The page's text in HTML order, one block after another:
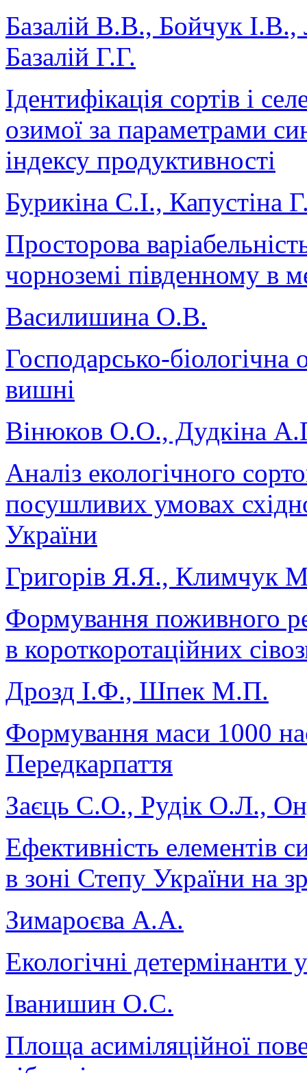
Базалій В.В., Бойчук
Базалій Г.Г.
Ідентифікація сортів і
озимої за параметрами
індексу продуктивності
Бурикіна С.І., Капустіна
Просторова
чорноземі південному в
Василишина О.В.
Господарсько-біологічна
вишні
Вінюков О.О., Дудкіна
Аналіз екологічного
посушливих умовах
України
Григорів Я.Я., Климчук
Формування поживного
в короткоротаційних
Дрозд І.Ф., Шпек М.П.
Формування маси 1000
Передкарпаття
Заєць С.О., Рудік О.Л.,
Ефективність елементів
в зоні Степу України на
Зимароєва А.А.
Екологічні детермінанти
Іванишин О.С.
Площа асиміляційної